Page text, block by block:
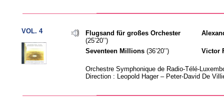
VOL. 4
Flugsand für großes Orchester
(25’20’’)
Seventeen Millions (36’20’’) Victor
Orchestre Symphonique de Radio-Télé-
Direction : Leopold Hager – Peter-David De